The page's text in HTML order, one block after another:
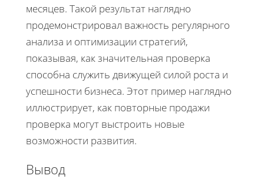
месяцев. Такой результат наглядно
продемонстрировал важность регулярного
анализа и оптимизации стратегий,
показывая, как значительная проверка
способна служить движущей силой роста и
успешности бизнеса. Этот пример наглядно
иллюстрирует, как повторные продажи
проверка могут выстроить новые
возможности развития.
Вывод